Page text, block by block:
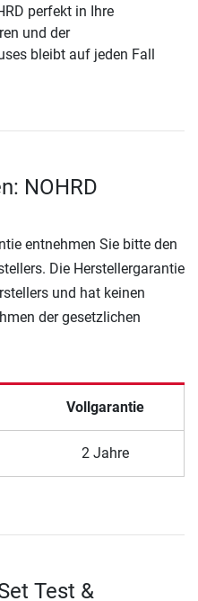
perfekt in Ihre
und der
bleibt auf jeden Fall
NOHRD
entnehmen Sie bitte den
Die Herstellergarantie
und hat keinen
der gesetzlichen
Vollgarantie
2 Jahre
Test &